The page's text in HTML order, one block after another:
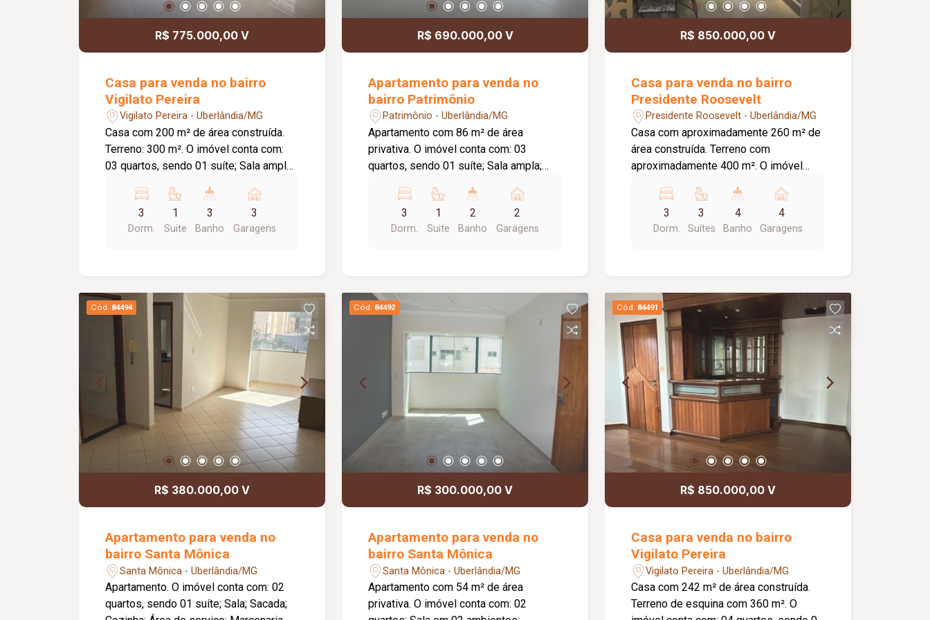
R$ 775.000,00 V
Casa para venda no bairro
Vigilato Pereira
Vigilato Pereira - Uberlândia/MG
Casa com 200 m² de área construída.
Terreno: 300 m². O imóvel conta com:
03 quartos, sendo 01 suíte; Sala ampla
Cozinha com bancada e armários; Área
gourmet com edícula; Espaço para
escritório ou despensa; Lavanderia;
proporcionando conforto e praticidade.
3
Dorm.
1
Suite
3
Banho
3
Garagens
R$ 690.000,00 V
Apartamento para venda no
bairro Patrimônio
Patrimônio - Uberlândia/MG
Apartamento com 86 m² de área
privativa. O imóvel conta com: 03
quartos, sendo 01 suíte; Sala ampla;
Cozinha; Área de serviço; 02 vagas de
garagem; O condomínio conta com:
Academia equipada; Salão de festas
elétricos; Diferenciais: Sol da manhã;
Infraestrutura para instalação de ar-
condicionado em todos os ambientes;
Fechadura digital, proporcionando mais
segurança e praticidade; Acabamento
complementares: Analisa permuta.
3
Dorm.
1
Suite
2
Banho
2
Garagens
R$ 850.000,00 V
Casa para venda no bairro
Presidente Roosevelt
Presidente Roosevelt - Uberlândia/MG
Casa com aproximadamente 260 m² de
área construída. Terreno com
aproximadamente 400 m². O imóvel
armários planejados, sendo 01 com
bancada para notebook e impressora;
Closet completo com armários, espaço
de estar; Sala de jantar integrada à
cozinha; Cozinha com armários
planejados; Despensa com prateleiras
em ardósia; Banheiro social adaptado;
Varanda gourmet com churrasqueira e
forno para pizza; Lavabo; Lavanderia;
Quarto externo, ideal para despensa ou
escritório; 03 vagas de garagem
cobertas; Diferenciais: Fonte com
cascata iluminada; Boiler com
capacidade para 800 litros; Sistema de
Portão eletrônico; Sistema de
elétrica com concertina; Ambientes
amplos, planejados e com excelente
padrão de acabamento.
3
Dorm.
3
Suítes
4
Banho
4
Garagens
Cód. 84494
R$ 380.000,00 V
Apartamento para venda no
bairro Santa Mônica
Santa Mônica - Uberlândia/MG
Apartamento. O imóvel conta com: 02
quartos, sendo 01 suíte; Sala; Sacada;
Cód. 84492
R$ 300.000,00 V
Apartamento para venda no
bairro Santa Mônica
Santa Mônica - Uberlândia/MG
Apartamento com 54 m² de área
privativa. O imóvel conta com: 02
Cód. 84491
R$ 850.000,00 V
Casa para venda no bairro
Vigilato Pereira
Vigilato Pereira - Uberlândia/MG
Casa com 242 m² de área construída.
Terreno de esquina com 360 m². O